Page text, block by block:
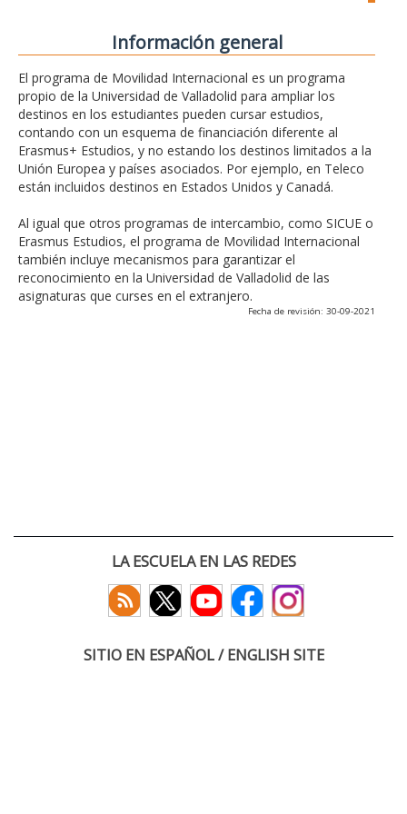
Información general
El programa de Movilidad Internacional es un programa
propio de la Universidad de Valladolid para ampliar los
destinos en los estudiantes pueden cursar estudios,
contando con un esquema de financiación diferente al
Erasmus+ Estudios, y no estando los destinos limitados a la
Unión Europea y países asociados. Por ejemplo, en Teleco
están incluidos destinos en Estados Unidos y Canadá.
Al igual que otros programas de intercambio, como SICUE o
Erasmus Estudios, el programa de Movilidad Internacional
también incluye mecanismos para garantizar el
reconocimiento en la Universidad de Valladolid de las
asignaturas que curses en el extranjero.
Fecha de revisión: 30-09-2021
LA ESCUELA EN LAS REDES
SITIO EN ESPAÑOL / ENGLISH SITE